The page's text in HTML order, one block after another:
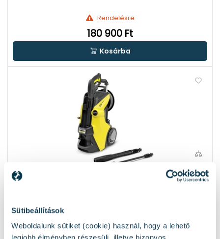
Sütibeállítások
Weboldalunk sütiket (cookie) használ, hogy a lehető
Rendelésre
180 900 Ft
Kosárba
Rendelésre